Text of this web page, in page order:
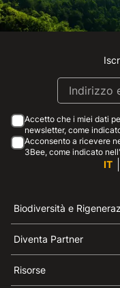
Accetto che i miei dati
newsletter, come
Acconsento a ricevere
3Bee, come indicato nell'
IT
Biodiversità e
Diventa Partner
Risorse